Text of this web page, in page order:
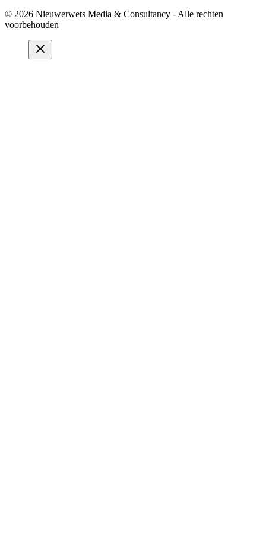
© 2026 Nieuwerwets Media & Consultancy - Alle rechten
voorbehouden